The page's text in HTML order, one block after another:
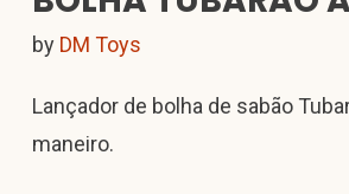
by DM Toys
Lançador de bolha de sabão
maneiro.